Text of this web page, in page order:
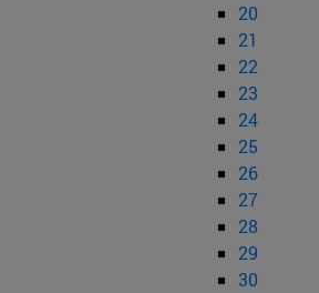
20
21
22
23
24
25
26
27
28
29
30